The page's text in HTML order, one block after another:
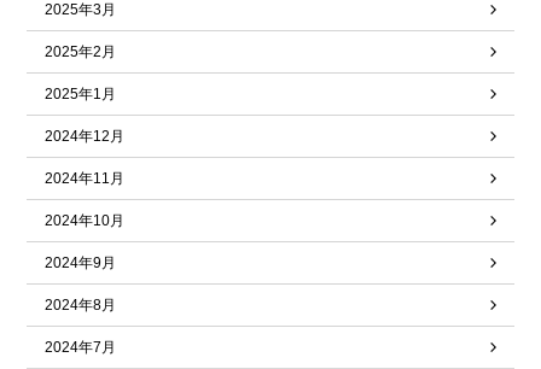
2025年3月
2025年2月
2025年1月
2024年12月
2024年11月
2024年10月
2024年9月
2024年8月
2024年7月